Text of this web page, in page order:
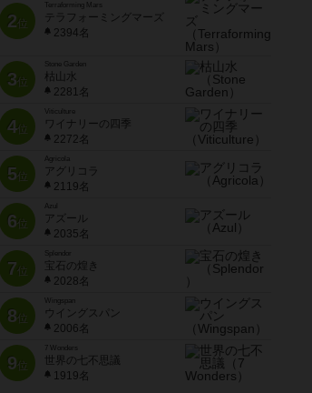
2位
Terraforming Mars
テラフォーミングマーズ
2394名
3位
Stone Garden
枯山水
2281名
4位
Viticulture
ワイナリーの四季
2272名
5位
Agricola
アグリコラ
2119名
6位
Azul
アズール
2035名
7位
宝石の煌き
2028名
8位
Wingspan
ウイングスパン
2006名
9位
7 Wonders
世界の七不思議
1919名